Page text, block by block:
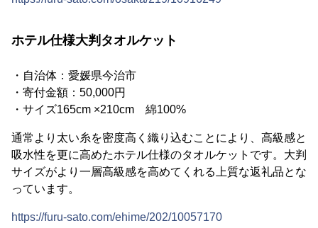
ホテル仕様大判タオルケット
・自治体：愛媛県今治市
・寄付金額：50,000円
・サイズ165cm ×210cm 綿100%
通常より太い糸を密度高く織り込むことにより、高級感と
吸水性を更に高めたホテル仕様のタオルケットです。大判
サイズがより一層高級感を高めてくれる上質な返礼品とな
っています。
https://furu-sato.com/ehime/202/10057170